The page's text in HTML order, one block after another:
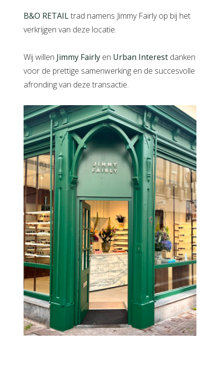
B&O RETAILtrad namens Jimmy Fairly op bij het
verkrijgen van deze locatie.
Wij willen Jimmy Fairly en Urban Interest danken
voor de prettige samenwerking en de succesvolle
afronding van deze transactie.